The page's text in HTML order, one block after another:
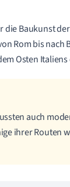
die Baukunst
Rom bis
Osten
auch
ihrer Routen